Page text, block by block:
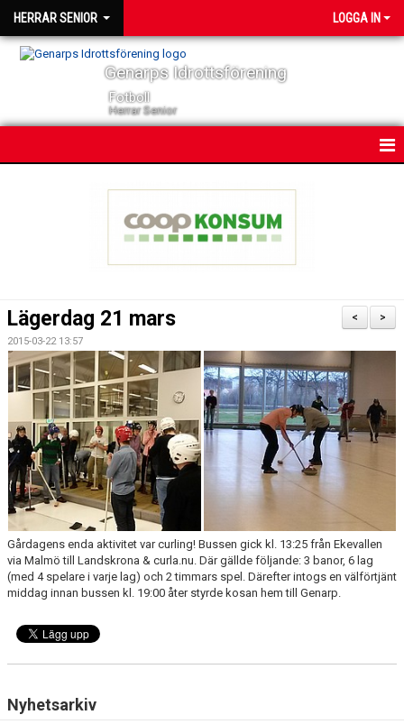
HERRAR SENIOR LOGGA IN
Genarps Idrottsförening
Fotboll
Herrar Senior
TRUPPEN
SERIER
MATCHER
EKEVALLEN IP
DOKUMENT
BILDER
STATISTIK
>
<
Lägerdag 21 mars
2015-03-22 13:57
Gårdagens enda aktivitet var curling! Bussen gick kl. 13:25 från Ekevallen
via Malmö till Landskrona & curla.nu. Där gällde följande: 3 banor, 6 lag
(med 4 spelare i varje lag) och 2 timmars spel. Därefter intogs en välförtjänt
middag innan bussen kl. 19:00 åter styrde kosan hem till Genarp.
Nyhetsarkiv